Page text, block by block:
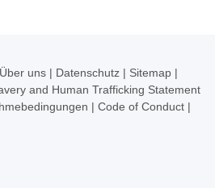
Über uns | Datenschutz | Sitemap |
and Human Trafficking Statement
| Code of Conduct |